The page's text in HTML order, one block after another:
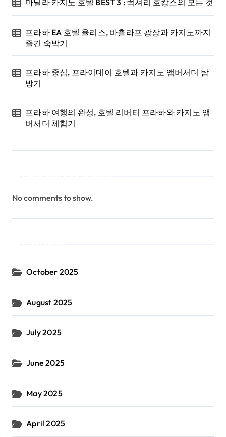
마닐라 카지노 호텔 BEST 3 : 럭셔리 호캉스의 모든 것
프라하 EA 호텔 율리스, 바츨라프 광장과 카지노까지
즐긴 숙박기
프라하 중심, 프라이데이 호텔과 카지노 앰버서더 탐
방기
프라하 여행의 완성, 호텔 리버티 프라하와 카지노 앰
버서더 체험기
No comments to show.
October 2025
August 2025
July 2025
June 2025
May 2025
April 2025